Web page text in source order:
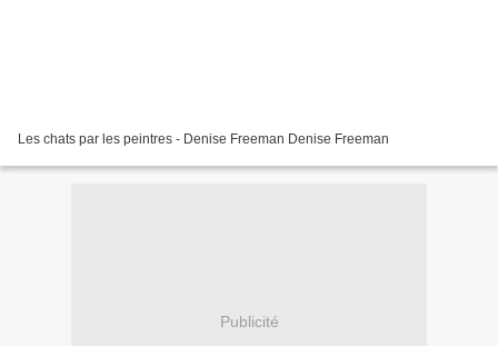
Les chats par les peintres - Denise Freeman Denise Freeman
Publicité